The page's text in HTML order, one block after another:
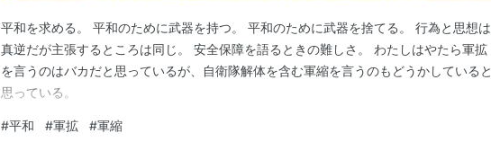
平和を求める。 平和のために武器を持つ。 平和のために武器を捨てる。 行為と思想は
真逆だが主張するところは同じ。 安全保障を語るときの難しさ。 わたしはやたら軍拡
を言うのはバカだと思っているが、自衛隊解体を含む軍縮を言うのもどうかしていると
思っている。
#平和 #軍拡 #軍縮